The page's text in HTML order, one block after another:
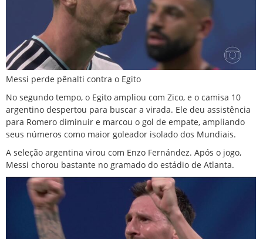
Messi perde pênalti contra o Egito
No segundo tempo, o Egito ampliou com Zico, e o camisa 10
argentino despertou para buscar a virada. Ele deu assistência
para Romero diminuir e marcou o gol de empate, ampliando
seus números como maior goleador isolado dos Mundiais.
A seleção argentina virou com Enzo Fernández. Após o jogo,
Messi chorou bastante no gramado do estádio de Atlanta.